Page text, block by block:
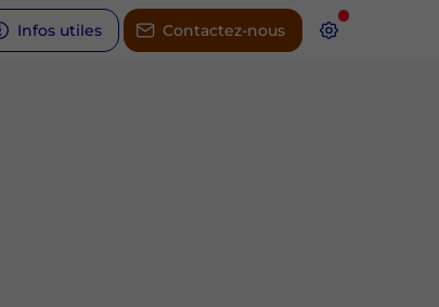
Infos utiles Contactez-nous